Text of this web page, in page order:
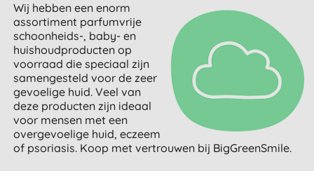
Wij hebben een enorm
assortiment parfumvrije
schoonheids-, baby- en
huishoudproducten op
voorraad die speciaal zijn
samengesteld voor de zeer
gevoelige huid. Veel van
deze producten zijn ideaal
voor mensen met een
overgevoelige huid, eczeem
of psoriasis. Koop met vertrouwen bij BigGreenSmile.